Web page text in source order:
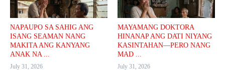
NAPAUPO SA SAHIG ANG
ISANG SEAMAN NANG
MAKITA ANG KANYANG
ANAK NA ...
July 31, 2026
MAYAMANG DOKTORA
HINANAP ANG DATI NIYANG
KASINTAHAN—PERO NANG
MAD ...
July 31, 2026